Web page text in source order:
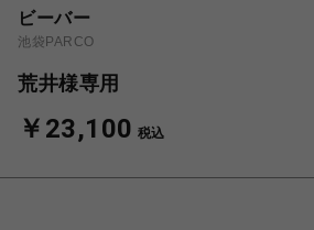
ビーバー
池袋PARCO
荒井様専用
￥23,100 税込